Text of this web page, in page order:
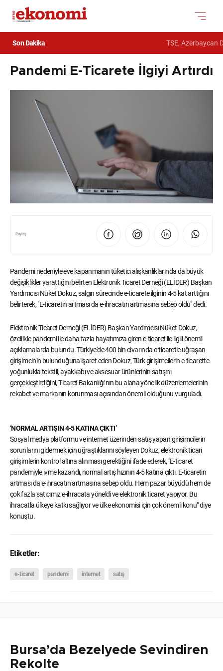
Son Dakika TSE, Azerbaycan
Pandemi E-Ticarete İlgiyi Artırdı
Paylaş
Pandemi nedeniyle eve kapanmanın tüketici alışkanlıklarında da büyük
değişiklikler yarattığını belirten Elektronik Ticaret Derneği (ELİDER) Başkan
Yardımcısı Nüket Dokuz, salgın sürecinde e-ticarete ilginin 4-5 kat arttığını
belirterek, "E-ticaretin artması da e-ihracatın artmasına sebep oldu" dedi.
Elektronik Ticaret Derneği (ELİDER) Başkan Yardımcısı Nüket Dokuz,
özellikle pandemi ile daha fazla hayatımıza giren e-ticaret ile ilgili önemli
açıklamalarda bulundu. Türkiye'de 400 bin civarında e-ticaretle uğraşan
girişimcinin bulunduğuna işaret eden Dokuz, Türk girişimcilerin e-ticarette
yoğunlukla tekstil, ayakkabı ve aksesuar ürünlerinin satışını
gerçekleştirdiğini, Ticaret Bakanlığı’nın bu alana yönelik düzenlemelerinin
rekabet ve markanın korunması açısından önemli olduğunu vurguladı.
‘NORMAL ARTIŞIN 4-5 KATINA ÇIKTI’
Sosyal medya platformu ve internet üzerinden satış yapan girişimcilerin
sorunlarını gidermek için uğraştıklarını söyleyen Dokuz, elektronik ticari
girişimlerin kontrol altına alınması gerektiğini ifade ederek, "E-ticaret
pandemiyle ivme kazandı, normal artış hızının 4-5 katına çıktı. E-ticaretin
artması da e-ihracatın artmasına sebep oldu. Hem pazar büyüdü hem de
çok fazla satıcımız e-ihracata yöneldi ve elektronik ticaret yapıyor. Bu
ihracatla ülkeye katkı sağlıyor ve ülke ekonomisi için çok önemli konu" diye
konuştu.
Etiketler:
e-ticaret pandemi internet satış
Bursa’da Bezelyede Sevindiren
Rekolte